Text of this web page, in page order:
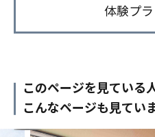
体験プ
このページを見ている
こんなページも見てい